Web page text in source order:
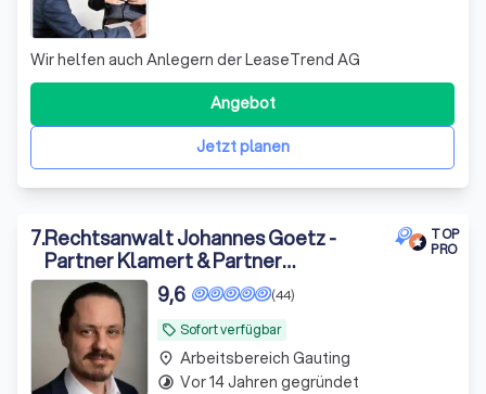
Wir helfen auch Anlegern der LeaseTrend AG
Jetzt planen
Angebot
7.Rechtsanwalt Johannes Goetz -
Partner Klamert & Partner
PartGmbB
TOP
PRO
local_offer Sofort verfügbar
(44)
9,6
place Arbeitsbereich Gauting
timelapse Vor 14 Jahren gegründet